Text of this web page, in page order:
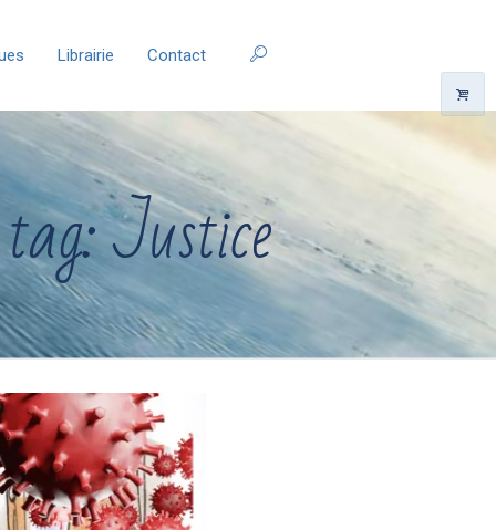
Librairie Contact
Justice